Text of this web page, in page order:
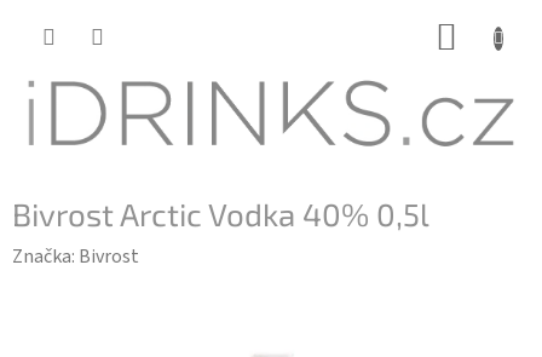
Bivrost Arctic Vodka 40% 0,5l
Značka: Bivrost